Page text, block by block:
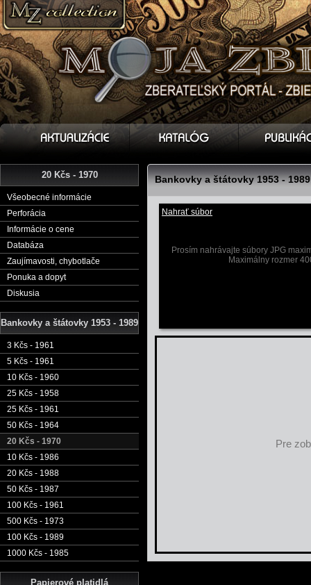
20 Kčs - 1970
Všeobecné informácie
Perforácia
Informácie o cene
Databáza
Zaujímavosti, chybotlače
Ponuka a dopyt
Diskusia
Bankovky a štátovky 1953 - 1989
3 Kčs - 1961
5 Kčs - 1961
10 Kčs - 1960
25 Kčs - 1958
25 Kčs - 1961
50 Kčs - 1964
20 Kčs - 1970
10 Kčs - 1986
20 Kčs - 1988
50 Kčs - 1987
100 Kčs - 1961
500 Kčs - 1973
100 Kčs - 1989
1000 Kčs - 1985
Papierové platidlá
Bankovky a štátovky 1953 -
Nahrať súbor
Prosím nahrávajte súbory JPG
Maximálny rozmer
Pre